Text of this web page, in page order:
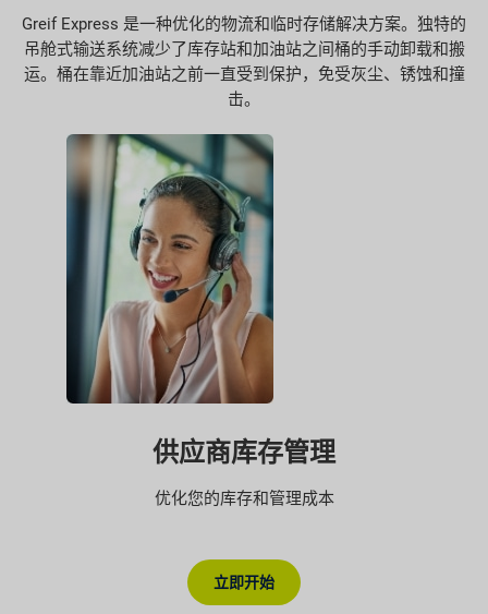
Greif Express 是一种优化的物流和临时存储解决方案。独特的
吊舱式输送系统减少了库存站和加油站之间桶的手动卸载和搬
运。桶在靠近加油站之前一直受到保护，免受灰尘、锈蚀和撞
击。
供应商库存管理
优化您的库存和管理成本
立即开始